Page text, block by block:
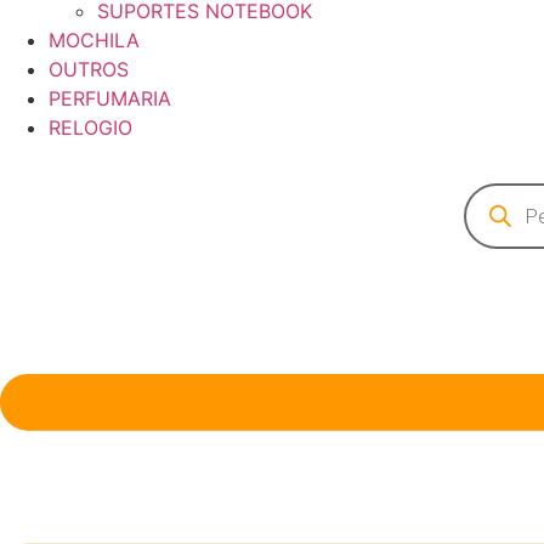
SUPORTES NOTEBOOK
MOCHILA
OUTROS
PERFUMARIA
RELOGIO